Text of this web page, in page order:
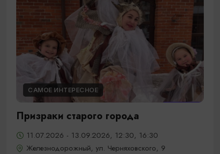
САМОЕ ИНТЕРЕСНОЕ
Призраки старого города
11.07.2026 - 13.09.2026, 12:30, 16:30
Железнодорожный, ул. Черняховского, 9